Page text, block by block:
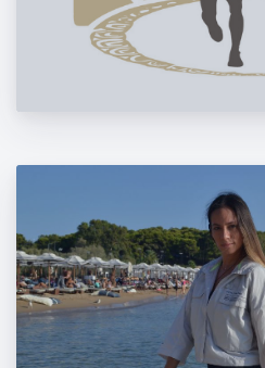
Navarino Challenge 2022